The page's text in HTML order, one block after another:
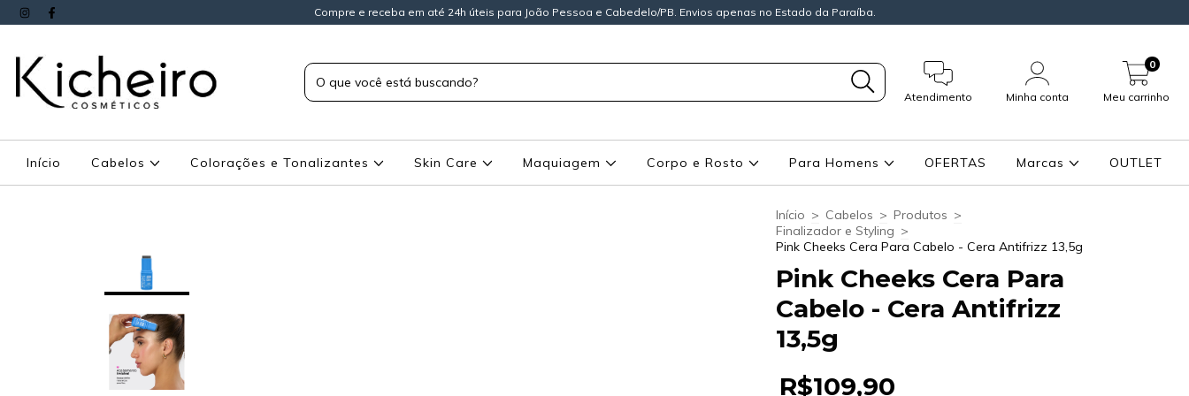
Compre e receba em até 24h úteis para João Pessoa e Cabedelo/PB. Envios apenas no Estado da Paraíba.
Atendimento Minha conta Meu carrinho
0
Início Cabelos Colorações e Tonalizantes Skin Care Maquiagem Corpo e Rosto Para Homens OFERTAS Marcas OUTLET
Início > Cabelos > Produtos >
Finalizador e Styling >
Pink Cheeks Cera Para Cabelo - Cera Antifrizz 13,5g
Pink Cheeks Cera Para
Cabelo - Cera Antifrizz
13,5g
R$109,90